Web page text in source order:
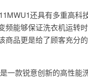
还具有多重高科
频能够保证洗衣机运转
商品更是给了顾客充分
一款锐意创新的高性能